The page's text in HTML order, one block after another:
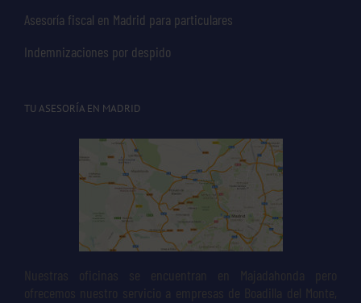
Asesoría fiscal en Madrid para particulares
Indemnizaciones por despido
TU ASESORÍA EN MADRID
Nuestras oficinas se encuentran en Majadahonda pero
ofrecemos nuestro servicio a empresas de Boadilla del Monte,